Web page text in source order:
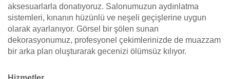
aksesuarlarla donatıyoruz. Salonumuzun aydınlatma
sistemleri, kınanın hüzünlü ve neşeli geçişlerine uygun
olarak ayarlanıyor. Görsel bir şölen sunan
dekorasyonumuz, profesyonel çekimlerinizde de muazzam
bir arka plan oluşturarak gecenizi ölümsüz kılıyor.